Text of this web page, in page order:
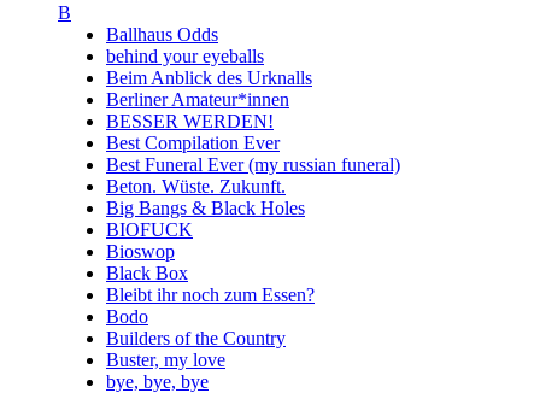
B
Ballhaus Odds
behind your eyeballs
Beim Anblick des Urknalls
Berliner Amateur*innen
BESSER WERDEN!
Best Compilation Ever
Best Funeral Ever (my russian funeral)
Beton. Wüste. Zukunft.
Big Bangs & Black Holes
BIOFUCK
Bioswop
Black Box
Bleibt ihr noch zum Essen?
Bodo
Builders of the Country
Buster, my love
bye, bye, bye